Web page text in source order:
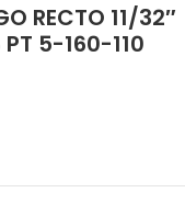
RECTO 11/32″
PT 5-160-110